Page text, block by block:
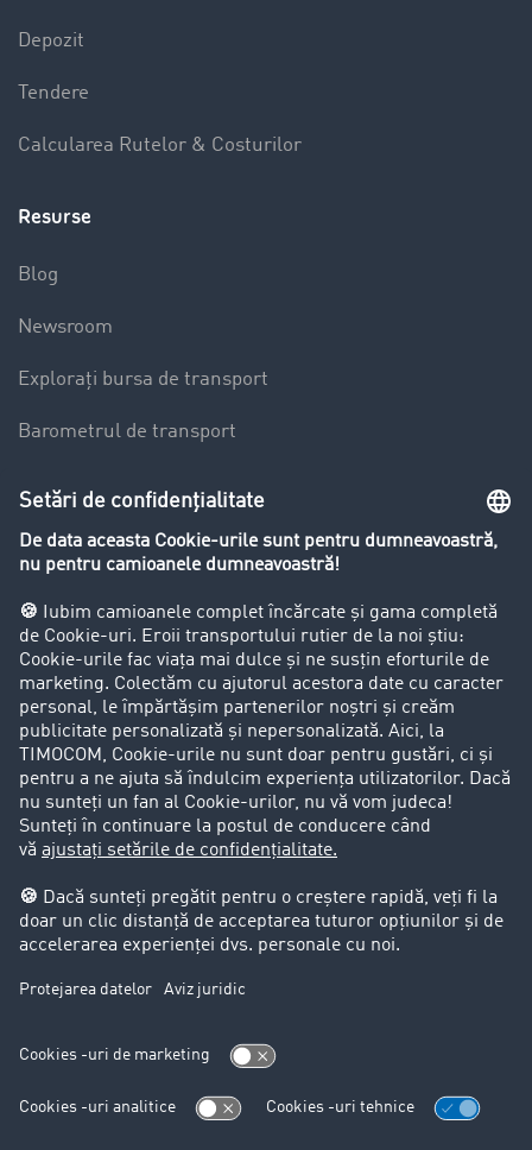
Depozit
Tendere
Calcularea Rutelor & Costurilor
Resurse
Blog
Newsroom
Explorați bursa de transport
Barometrul de transport
Restricții de circulație pentru autocamioane
Firma
Success Stories
Clienții aduc clienți
Aspecte legale
Impressum
Protecția datelor
Cookie-Einstellungen
Support